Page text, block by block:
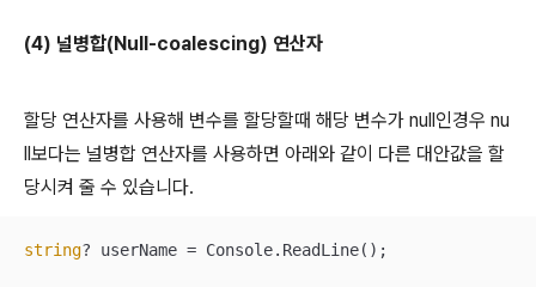
(4) 널병합(Null-coalescing) 연산자
할당 연산자를 사용해 변수를 할당할때 해당 변수가 null인경우 nu
ll보다는 널병합 연산자를 사용하면 아래와 같이 다른 대안값을 할
당시켜 줄 수 있습니다.
string? userName = Console.ReadLine();